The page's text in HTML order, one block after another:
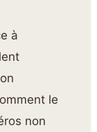
à
le
non